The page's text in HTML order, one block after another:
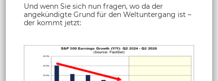
Und wenn Sie sich nun fragen, wo da der
angekündigte Grund für den Weltuntergang ist –
der kommt jetzt: